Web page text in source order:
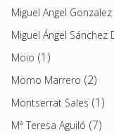
Miguel Angel Gonzalez
Miguel Ángel
Moio (1)
Momo Marrero (2)
Montserrat Sales (1)
Mª Teresa Aguiló (7)